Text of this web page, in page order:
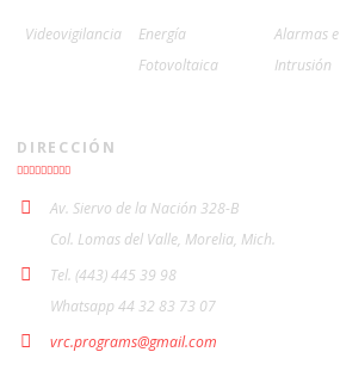
Videovigilancia
Energía
Fotovoltaica
Alarmas e
Intrusión
DIRECCIÓN
Av. Siervo de la Nación 328-B
Col. Lomas del Valle, Morelia, Mich.
Tel. (443) 445 39 98
Whatsapp 44 32 83 73 07
vrc.programs@gmail.com